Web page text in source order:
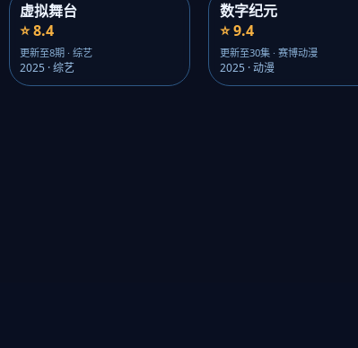
虚拟舞台
⭐ 8.4
更新至8期 · 综艺
2025 · 综艺
数字纪元
⭐ 9.4
更新至30集 · 赛博动漫
2025 · 动漫